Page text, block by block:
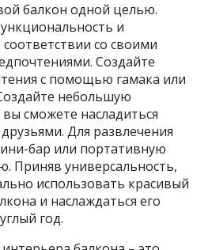
балкон одной целью.
и
со своими
Создайте
с помощью гамака или
небольшую
сможете насладиться
Для развлечения
бар или портативную
Приняв универсальность,
использовать красивый
и наслаждаться его
год.